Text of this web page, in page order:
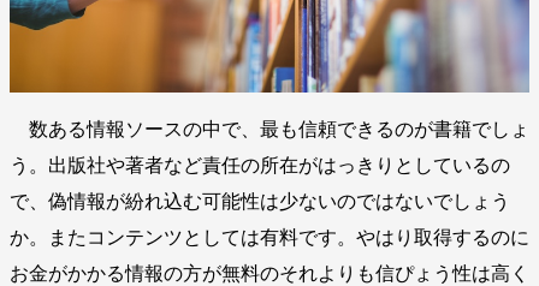
数ある情報ソースの中で、最も信頼できるのが書籍でしょ
う。出版社や著者など責任の所在がはっきりとしているの
で、偽情報が紛れ込む可能性は少ないのではないでしょう
か。またコンテンツとしては有料です。やはり取得するのに
お金がかかる情報の方が無料のそれよりも信ぴょう性は高く